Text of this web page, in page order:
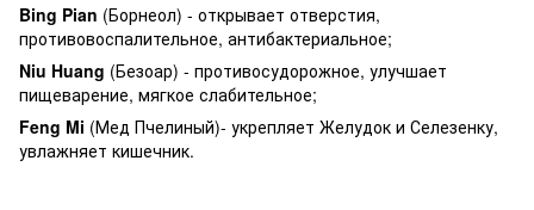
Bing Pian (Борнеол) - открывает отверстия,
противовоспалительное, антибактериальное;
Niu Huang (Безоар) - противосудорожное, улучшает
пищеварение, мягкое слабительное;
Feng Mi (Мед Пчелиный)- укрепляет Желудок и Селезенку,
увлажняет кишечник.